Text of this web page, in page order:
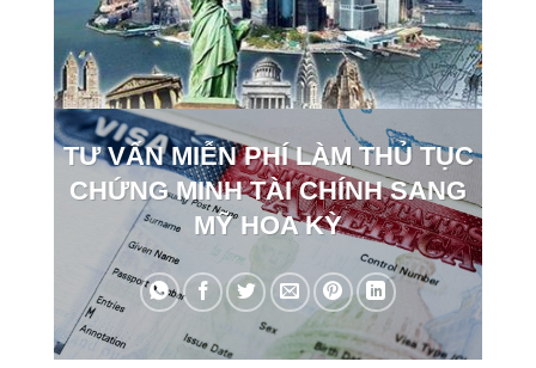
TƯ VẤN MIỄN PHÍ LÀM THỦ TỤC
CHỨNG MINH TÀI CHÍNH SANG
MỸ HOA KỲ